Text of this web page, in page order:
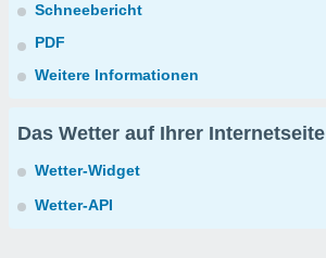
Schneebericht
PDF
Weitere Informationen
Das Wetter auf Ihrer Internetseite
Wetter-Widget
Wetter-API